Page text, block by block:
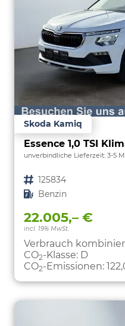
Skoda Kamiq
Essence 1,0 TSI
unverbindliche Lieferzeit: 3-5
Fahrzeugnr. 125834
Kraftstoff Benzin
22.005,– €
incl. 19% MwSt.
Verbrauch
CO2-Klasse: D
CO2-Emissionen: